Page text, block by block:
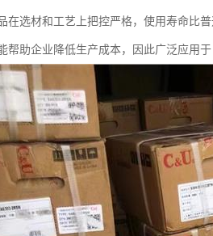
在选材和工艺上把控严格，使用寿命比
帮助企业降低生产成本，因此广泛应用